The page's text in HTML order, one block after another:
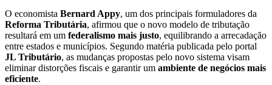
O economista Bernard Appy, um dos principais formuladores da
Reforma Tributária, afirmou que o novo modelo de tributação
resultará em um federalismo mais justo, equilibrando a arrecadação
entre estados e municípios. Segundo matéria publicada pelo portal
JL Tributário, as mudanças propostas pelo novo sistema visam
eliminar distorções fiscais e garantir um ambiente de negócios mais
eficiente.